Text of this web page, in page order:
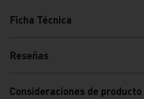
Ficha Técnica
Reseñas
Consideraciones de producto